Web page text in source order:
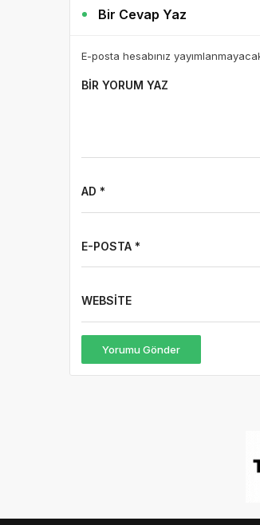
Bir Cevap Yaz
E-posta hesabınız
BIR YORUM YAZ
AD *
E-POSTA *
WEBSITE
Yorumu Gönder